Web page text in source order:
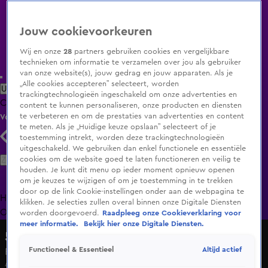
Uitzending Gemist Populaire programma's Zenders Genres
ClipsFilmsRadioSmart TV inlogShop
Volg KIJK
Zoeken
HomeUitzending Gemist Programma's De Bondgenoten
OranjezomerLivestreamsShop
5 Uur Show
René Mioch over de beste oorlogfilms
4 mei 2021, 17:21
Jouw cookievoorkeuren
Wij en onze28 partners gebruiken cookies en vergelijkbare
technieken om informatie te verzamelen over jou als gebruiker
van onze website(s), jouw gedrag en jouw apparaten. Als je
„Alle cookies accepteren” selecteert, worden
trackingtechnologieën ingeschakeld om onze advertenties en
content te kunnen personaliseren, onze producten en diensten
te verbeteren en om de prestaties van advertenties en content
te meten. Als je „Huidige keuze opslaan” selecteert of je
toestemming intrekt, worden deze trackingtechnologieën
uitgeschakeld. We gebruiken dan enkel functionele en essentiële
cookies om de website goed te laten functioneren en veilig te
houden. Je kunt dit menu op ieder moment opnieuw openen
om je keuzes te wijzigen of om je toestemming in te trekken
door op de link Cookie-instellingen onder aan de webpagina te
klikken. Je selecties zullen overal binnen onze Digitale Diensten
worden doorgevoerd.
Raadpleeg onze Cookieverklaring voor
meer informatie.
Bekijk hier onze Digitale Diensten.
Functioneel & Essentieel Altijd actief